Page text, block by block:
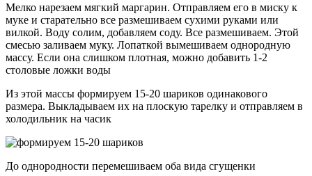
Мелко нарезаем мягкий маргарин. Отправляем его в миску к
муке и старательно все размешиваем сухими руками или
вилкой. Воду солим, добавляем соду. Все размешиваем. Этой
смесью заливаем муку. Лопаткой вымешиваем однородную
массу. Если она слишком плотная, можно добавить 1-2
столовые ложки воды
Из этой массы формируем 15-20 шариков одинакового
размера. Выкладываем их на плоскую тарелку и отправляем в
холодильник на часик
До однородности перемешиваем оба вида сгущенки